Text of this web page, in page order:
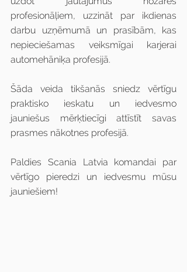
profesionāļiem, uzzināt par ikdienas
darbu uzņēmumā un prasībām, kas
nepieciešamas veiksmīgai karjerai
automehāniķa profesijā.
Šāda veida tikšanās sniedz vērtīgu
praktisko ieskatu un iedvesmo
jauniešus mērķtiecīgi attīstīt savas
prasmes nākotnes profesijā.
Paldies Scania Latvia
komandai par
vērtīgo pieredzi un iedvesmu mūsu
jauniešiem!